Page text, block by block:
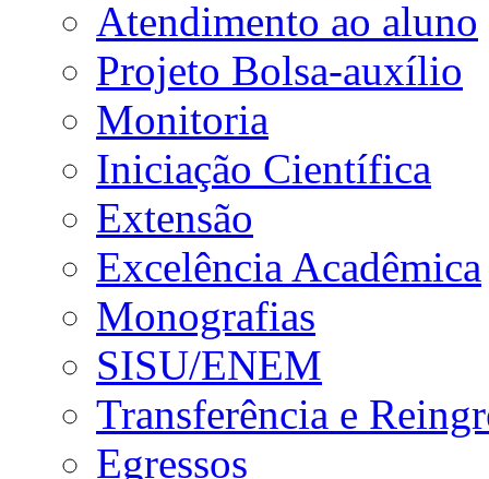
Atendimento ao aluno
Projeto Bolsa-auxílio
Monitoria
Iniciação Científica
Extensão
Excelência Acadêmica
Monografias
SISU/ENEM
Transferência e
Egressos